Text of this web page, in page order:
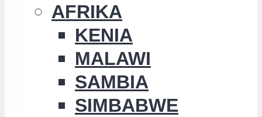
AFRIKA
KENIA
MALAWI
SAMBIA
SIMBABWE